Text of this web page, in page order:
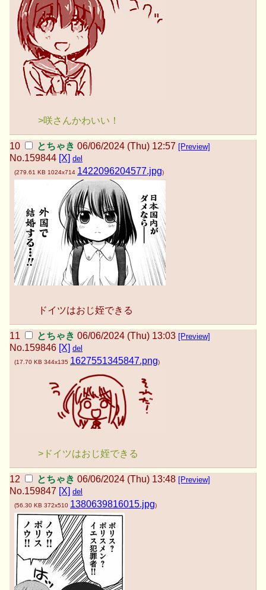
>咲さんかわいい！
とちゃき 06/06/2024 (Thu) 12:57 [Preview]
No.159844 [X] del
(279.61 KB 1024x714 1422096204577.jpg)
ドイツはおじ姪できる
とちゃき 06/06/2024 (Thu) 13:03 [Preview]
No.159846 [X] del
(17.70 KB 344x135 1627551345847.png)
>ドイツはおじ姪できる
とちゃき 06/06/2024 (Thu) 13:48 [Preview]
No.159847 [X] del
(56.30 KB 372x510 1380639816015.jpg)